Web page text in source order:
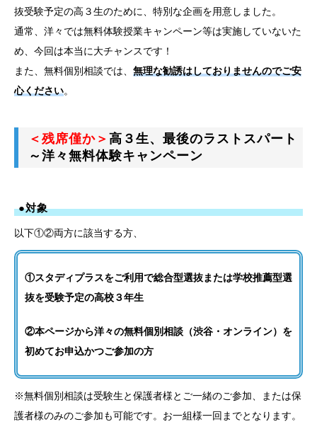
抜受験予定の高３生のために、特別な企画を用意しました。
通常、洋々では無料体験授業キャンペーン等は実施していないた
め、今回は本当に大チャンスです！
また、無料個別相談では、 無理な勧誘はしておりませんのでご安
心ください。
＜残席僅か＞ 高３生、最後のラストスパート
～洋々無料体験キャンペーン
●対象
以下①②両方に該当する方、
①スタディプラスをご利用で総合型選抜または学校推薦型選
抜を受験予定の高校３年生
②本ページから洋々の無料個別相談（渋谷・オンライン）を
初めてお申込かつご参加の方
※無料個別相談は受験生と保護者様とご一緒のご参加、または保
護者様のみのご参加も可能です。お一組様一回までとなります。